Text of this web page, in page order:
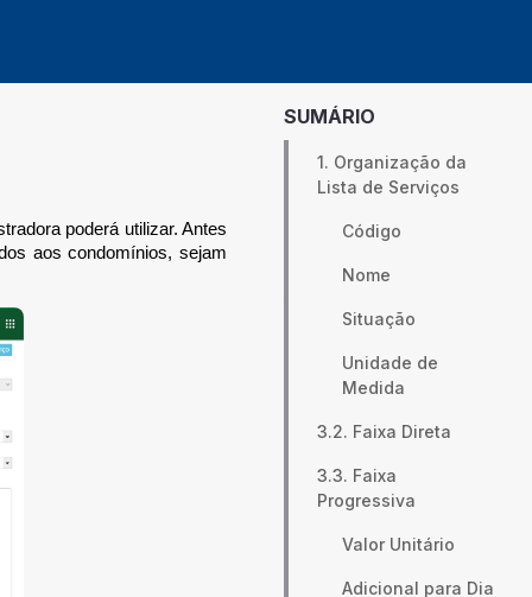
poderá utilizar. Antes
aos condomínios, sejam
SUMÁRIO
1. Organização da
Lista de Serviços
Código
Nome
Situação
Unidade de
Medida
3.2. Faixa Direta
3.3. Faixa
Progressiva
Valor Unitário
Adicional para Dia